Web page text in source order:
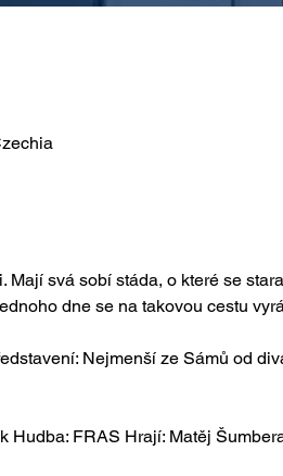
svá sobí stáda, o které se
dne se na takovou cestu
Nejmenší ze Sámů od
Hudba: FRAS Hrají: Matěj